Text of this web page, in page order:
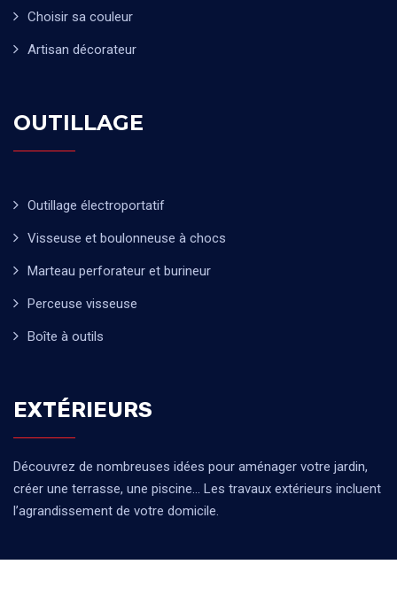
Choisir sa couleur
Artisan décorateur
OUTILLAGE
Outillage électroportatif
Visseuse et boulonneuse à chocs
Marteau perforateur et burineur
Perceuse visseuse
Boîte à outils
EXTÉRIEURS
Découvrez de nombreuses idées pour aménager votre jardin,
créer une terrasse, une piscine… Les travaux extérieurs incluent
l’agrandissement de votre domicile.